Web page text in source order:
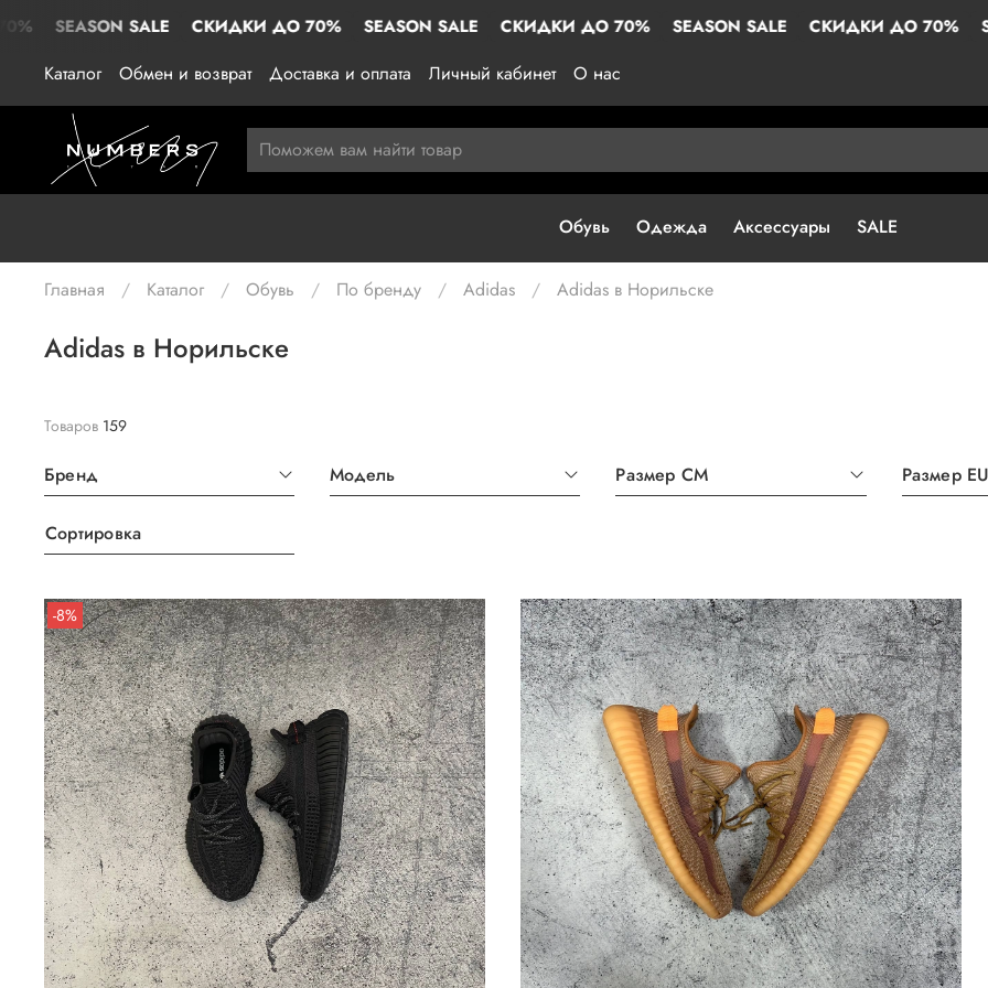
SALE СКИДКИ ДО 70% SEASON SALE СКИДКИ ДО 70% SEASON SALE СКИДКИ ДО 70% SEASON
Каталог Обмен и возврат Доставка и оплата Личный кабинет О нас
Обувь Одежда Аксессуары SALE
Главная Каталог Обувь По бренду Adidas Adidas в Норильске
Adidas в Норильске
Товаров 159
Сортировка
Размер СМ Размер
Бренд Модель
-8%